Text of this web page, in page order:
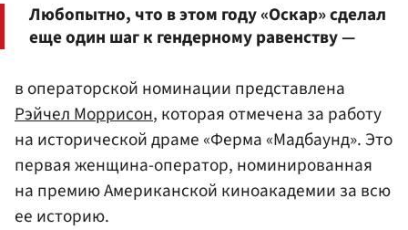
Любопытно, что в этом году «Оскар» сделал
еще один шаг к гендерному равенству —
в операторской номинации представлена
Рэйчел Моррисон, которая отмечена за работу
на исторической драме «Ферма «Мадбаунд». Это
первая женщина-оператор, номинированная
на премию Американской киноакадемии за всю
ее историю.